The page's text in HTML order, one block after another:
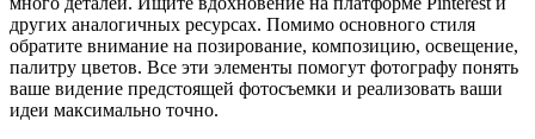
других аналогичных ресурсах. Помимо основного стиля
обратите внимание на позирование, композицию, освещение,
палитру цветов. Все эти элементы помогут фотографу понять
ваше видение предстоящей фотосъемки и реализовать ваши
идеи максимально точно.